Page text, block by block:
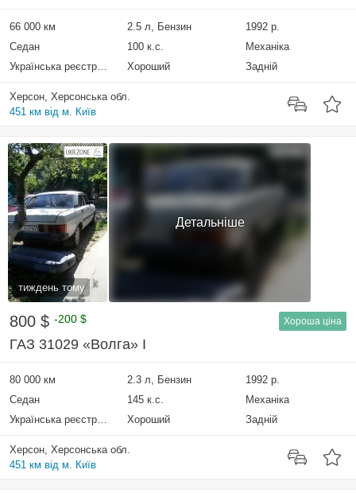
66 000 км 2.5 л, Бензин
1992 р.
Седан
100 к.с.
Механіка
Українська реєстрація
Хороший Задній
Херсон, Херсонська обл.
451 км від м. Київ
тиждень тому
Детальніше
800 $ -200 $ Хороша ціна
ГАЗ 31029 «Волга» I
80 000 км 2.3 л, Бензин
1992 р.
Седан
145 к.с.
Механіка
Українська реєстрація
Хороший Задній
Херсон, Херсонська обл.
451 км від м. Київ